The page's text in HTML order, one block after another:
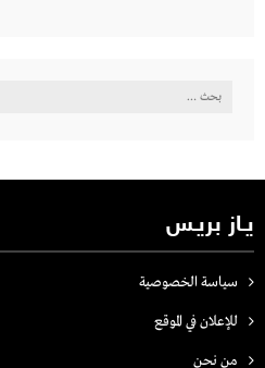
البحث
يـاز بريـس
سياسة الخصوصية
للإعلان في الموقع
من نحن